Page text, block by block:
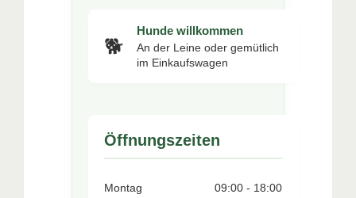
🐕
Hunde willkommen
An der Leine oder gemütlich
im Einkaufswagen
Öffnungszeiten
Montag 09:00 - 18:00